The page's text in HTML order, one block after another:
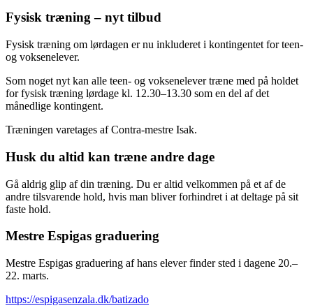
Fysisk træning – nyt tilbud
Fysisk træning om lørdagen er nu inkluderet i kontingentet for teen-
og voksenelever.
Som noget nyt kan alle teen- og voksenelever træne med på holdet
for fysisk træning lørdage kl. 12.30–13.30 som en del af det
månedlige kontingent.
Træningen varetages af Contra-mestre Isak.
Husk du altid kan træne andre dage
Gå aldrig glip af din træning. Du er altid velkommen på et af de
andre tilsvarende hold, hvis man bliver forhindret i at deltage på sit
faste hold.
Mestre Espigas graduering
Mestre Espigas graduering af hans elever finder sted i dagene 20.–
22. marts.
https://espigasenzala.dk/batizado